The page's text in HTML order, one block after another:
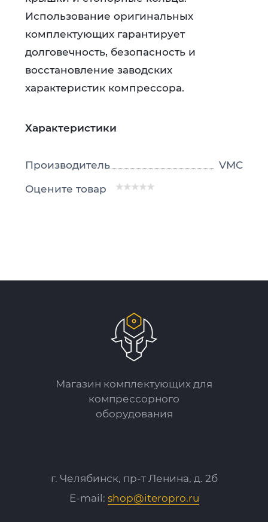
Использование оригинальных
комплектующих гарантирует
долговечность, безопасность и
восстановление заводских
характеристик компрессора.
Характеристики
Производитель
VMC
Оцените товар
Магазин комплектующих для
компрессорного
оборудования
г. Челябинск, пр-т Ленина, д. 2б
E-mail: shop@iteropro.ru